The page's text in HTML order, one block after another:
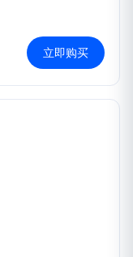
立即购买